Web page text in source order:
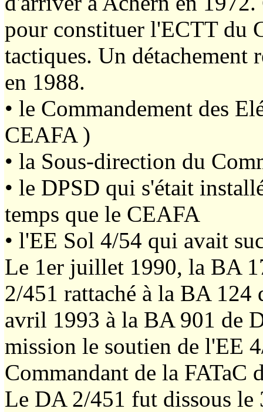
pour constituer l'ECTT du
tactiques. Un détachement
en 1988.
• le Commandement des
CEAFA )
• la Sous-direction du
• le DPSD qui s'était
temps que le CEAFA
• l'EE Sol 4/54 qui avait
Le 1er juillet 1990, la BA
2/451 rattaché à la BA 124
avril 1993 à la BA 901 de
mission le soutien de l'EE
Commandant de la FATaC
Le DA 2/451 fut dissous le